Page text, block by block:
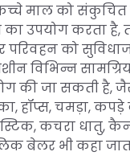
माल को
का उपयोग करता है,
को
विभिन्न
की जा सकती है,
हॉप्स, चमड़ा, कपड़े
कचरा धातु,
बेलर भी कहा